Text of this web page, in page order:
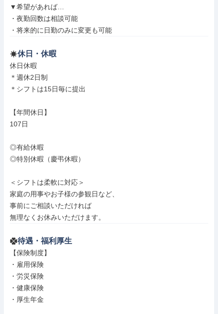
▼希望があれば…
・夜勤回数は相談可能
・将来的に日勤のみに変更も可能
休日・休暇
休日休暇
＊週休2日制
＊シフトは15日毎に提出
【年間休日】
107日
◎有給休暇
◎特別休暇（慶弔休暇）
＜シフトは柔軟に対応＞
家庭の用事やお子様の参観日など、
事前にご相談いただければ
無理なくお休みいただけます。
待遇・福利厚生
【保険制度】
・雇用保険
・労災保険
・健康保険
・厚生年金